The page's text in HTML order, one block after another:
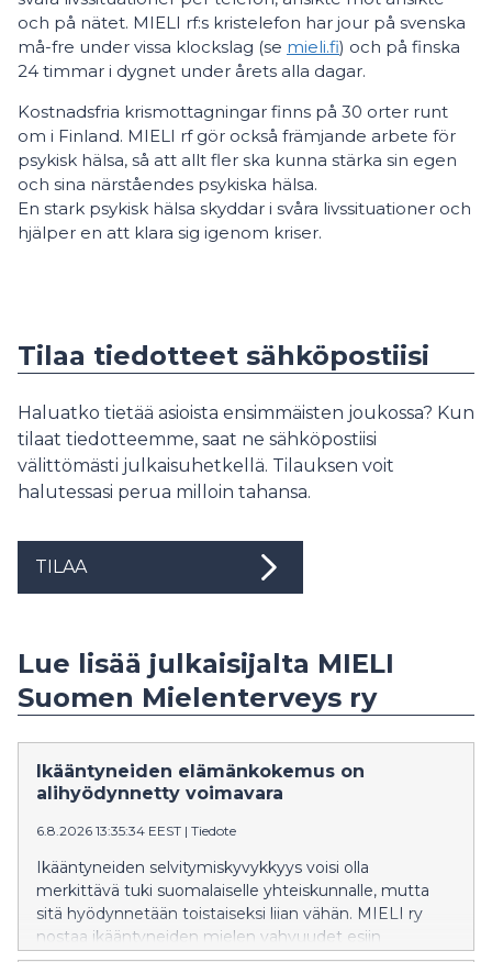
och på nätet. MIELI rf:s kristelefon har jour på svenska
må-fre under vissa klockslag (se mieli.fi) och på finska
24 timmar i dygnet under årets alla dagar.
Kostnadsfria krismottagningar finns på 30 orter runt
om i Finland. MIELI rf gör också främjande arbete för
psykisk hälsa, så att allt fler ska kunna stärka sin egen
och sina närståendes psykiska hälsa.
En stark psykisk hälsa skyddar i svåra livssituationer och
hjälper en att klara sig igenom kriser.
Tilaa tiedotteet sähköpostiisi
Haluatko tietää asioista ensimmäisten joukossa? Kun
tilaat tiedotteemme, saat ne sähköpostiisi
välittömästi julkaisuhetkellä. Tilauksen voit
halutessasi perua milloin tahansa.
TILAA
Lue lisää julkaisijalta MIELI
Suomen Mielenterveys ry
Ikääntyneiden elämänkokemus on
alihyödynnetty voimavara
6.8.2026 13:35:34 EEST | Tiedote
Ikääntyneiden selvitymiskyvykkyys voisi olla
merkittävä tuki suomalaiselle yhteiskunnalle, mutta
sitä hyödynnetään toistaiseksi liian vähän. MIELI ry
nostaa ikääntyneiden mielen vahvuudet esiin